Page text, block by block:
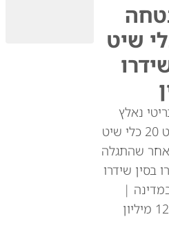
שיט
נאלץ
לנתק מהאינטרנט 20 כלי שיט
שהתגלה
בסין שידרו
|
הפרויקט עלה כ-12 מיליון